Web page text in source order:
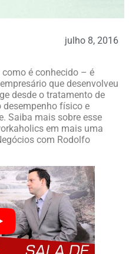
julho 8, 2016
como é conhecido – é
que desenvolveu
desde o tratamento de
desempenho físico e
Saiba mais sobre esse
em mais uma
com Rodolfo